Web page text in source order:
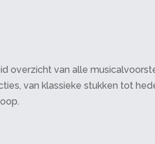
overzicht van alle
van klassieke stukken tot